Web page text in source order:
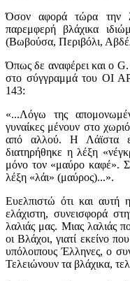
Όσον αφορά τώρα την
παρεμφερή βλάχικα
(Βωβούσα, Περιβόλι,
Όπως δε αναφέρει και ο
στο σύγγραμμά του ΟΙ
143:
«...Λόγω της
γυναίκες μένουν στο
από αλλού. Η Λάϊστα
διατηρήθηκε η λέξη
μόνο τον «μαύρο καφέ».
λέξη «λάι» (μαύρος)...».
Ευελπιστώ ότι και αυτή
ελάχιστη, συνεισφορά
λαλιάς μας. Μιας λαλιάς
οι Βλάχοι, γιατί εκείνο
υπόλοιπους Έλληνες, ο
Τελειώνουν τα βλάχικα,